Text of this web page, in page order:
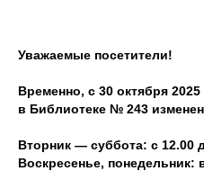
Уважаемые посетители!
Временно, с 30 октября
в Библиотеке № 243
Вторник — суббота: с 12.00
Воскресенье, понедельник: